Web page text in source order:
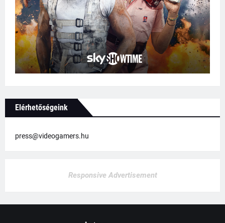
Elérhetőségeink
press@videogamers.hu
Responsive Advertisement